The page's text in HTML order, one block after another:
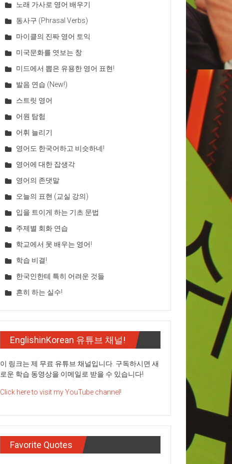
노래 가사로 영어 배우기
동사구 (Phrasal Verbs)
마이클의 진짜 영어 토익
미국문화를 엿보는 창
미드에서 뽑은 유용한 영어 표현!
발음 연습 (New!)
스트릿 영어
어원 탐험
어휘 늘리기
영어도 한국어하고 비슷하네!
영어에 대한 잡생각
영어의 존댓말
오늘의 표현 (교실 강의)
입을 트이게 하는 기초 문법
주제별 회화 연습
학교에서 못 배우는 영어!
학습 비결!
한국인한테 특히 어려운 것들
흔히 하는 실수!
EnglishinKorean 유튜브 채널!
이 링크는 제 무료 유튜브 채널입니다. 구독하시면 새
로운 학습 동영상을 이메일로 받을 수 있습니다!
Click here to visit my YouTube channel!
Favorite Quotes